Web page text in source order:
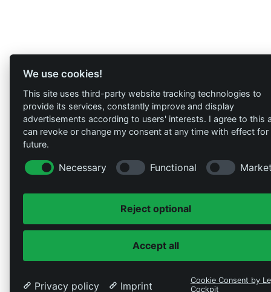
We use cookies!
This site uses third-party website tracking technologies to
provide its services, constantly improve and display
advertisements according to users' interests. I agree to this
can revoke or change my consent at any time with effect for
future.
Necessary Functional
Reject optional
Accept all
Privacy policy Imprint
Cookie Consent by
Cockpit